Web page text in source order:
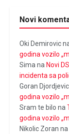
Novi
Oki Demirovic
godina vozilo
Sima na Novi
incidenta sa
Goran Djordjevic
godina vozilo
Sram te bilo na
godina vozilo
Nikolic Zoran na